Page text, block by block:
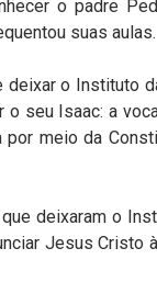
o padre
suas aulas.
deixar o
seu Isaac: a
meio da
deixaram o
Jesus